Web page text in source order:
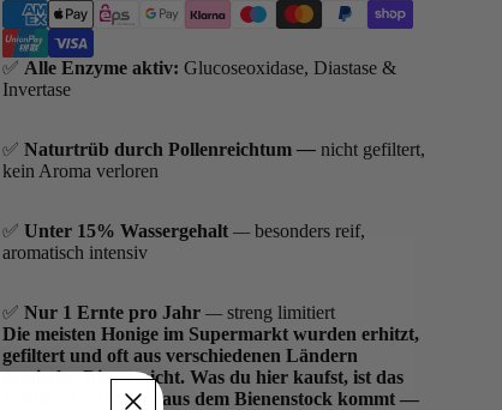
✅ Alle Enzyme aktiv: Glucoseoxidase, Diastase &
Invertase
✅ Naturtrüb durch Pollenreichtum— nicht gefiltert,
kein Aroma verloren
✅ Unter 15% Wassergehalt —besonders reif,
aromatisch intensiv
✅ Nur 1 Ernte pro Jahr—streng limitiert
Die meisten Honige im Supermarkt wurden erhitzt,
gefiltert und oft aus verschiedenen Ländern
gemischt. Dieser nicht. Was du hier kaufst, ist das
Einzige, was direkt aus dem Bienenstock kommt —